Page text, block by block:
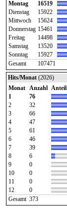
Montag
16519
Dienstag
15922
Mittwoch
15624
Donnerstag 15461
Freitag
14498
Samstag
13520
Sonntag
15927
Gesamt
107471
Hits/Monat (2026)
Monat
Anzahl Anteil
1
76
2
32
3
66
4
47
5
61
6
46
7
39
8
6
9
0
10
0
11
0
12
0
Gesamt 373